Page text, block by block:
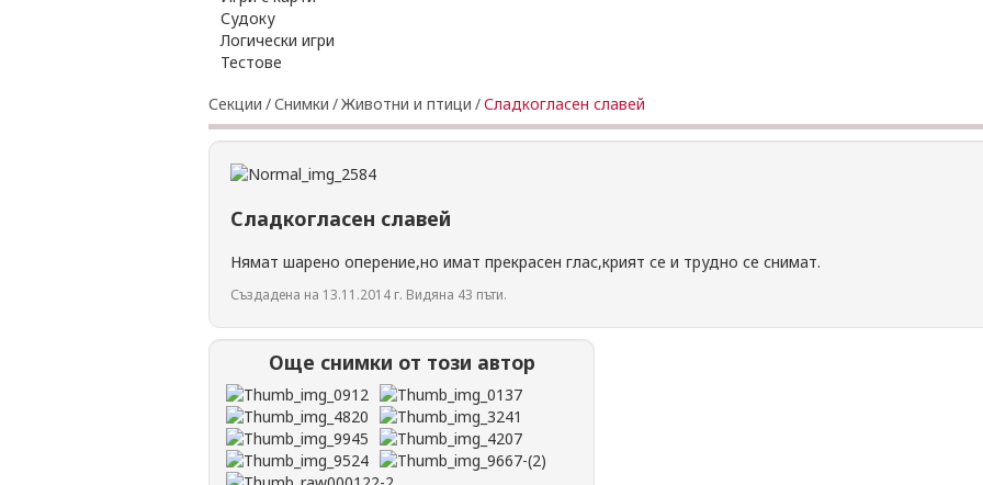
Судоку
Логически игри
Тестове
Секции /Снимки /Животни и птици /Сладкогласен славей
Сладкогласен славей
Нямат шарено оперение,но имат прекрасен глас,крият се и трудно се снимат.
Създадена на 13.11.2014 г. Видяна 43 пъти.
Още снимки от този автор